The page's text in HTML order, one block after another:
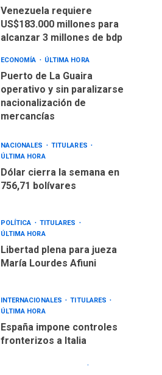
Venezuela requiere
US$183.000 millones para
alcanzar 3 millones de bdp
ECONOMÍA ÚLTIMA HORA
Puerto de La Guaira
operativo y sin paralizarse
nacionalización de
mercancías
NACIONALES
TITULARES
ÚLTIMA HORA
Dólar cierra la semana en
756,71 bolívares
POLÍTICA
TITULARES
ÚLTIMA HORA
Libertad plena para jueza
María Lourdes Afiuni
INTERNACIONALES
TITULARES
ÚLTIMA HORA
España impone controles
fronterizos a Italia